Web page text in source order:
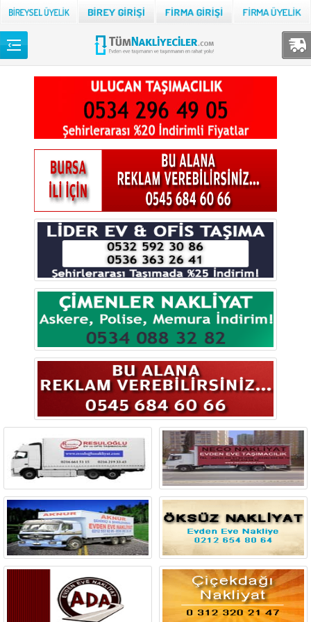
TÜM NAKLİYECİLER
Adıyaman
Ağrı
Aksaray
Ankara Antalya
Ardahan Artvin
Balıkesir
Batman
Bayburt Bilecik
Bingöl Bitlis
Burdur
Çanakkale
Çankırı Çorum
Denizli Diyarbakır
Düzce Edirne
Elazığ Erzincan
Erzurum Eskişehir
Gaziantep Giresun
Gümüşhane Hakkari
Hatay
İstanbul
Back